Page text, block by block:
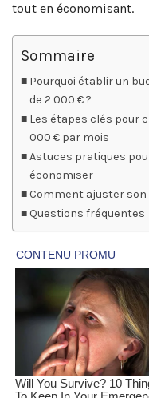
tout en économisant.
Sommaire
Pourquoi établir un
de 2 000 € ?
Les étapes clés pour
000 € par mois
Astuces pratiques
économiser
Comment ajuster
Questions fréquentes